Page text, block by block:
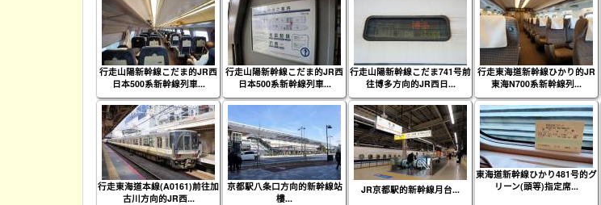
行走山陽新幹線こだま的JR西
日本500系新幹線列車...
行走山陽新幹線こだま的JR西
日本500系新幹線列車...
行走山陽新幹線こだま741号前
往博多方向的JR西日...
行走東海道新幹線ひかり的JR
東海N700系新幹線列...
行走東海道本線(A0161)前往加
古川方向的JR西...
京都駅八条口方向的新幹線站
樓...
JR京都駅的新幹線月台...
東海道新幹線ひかり481号的グ
リーン(頭等)指定席...